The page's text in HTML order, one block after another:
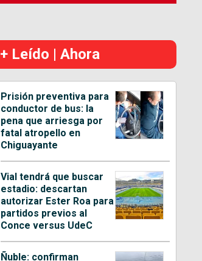
+ Leído | Ahora
Prisión preventiva para
conductor de bus: la
pena que arriesga por
fatal atropello en
Chiguayante
Vial tendrá que buscar
estadio: descartan
autorizar Ester Roa para
partidos previos al
Conce versus UdeC
Ñuble: confirman